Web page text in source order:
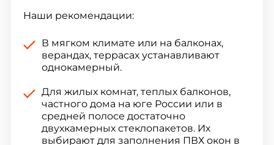
Наши рекомендации:
В мягком климате или на балконах,
верандах, террасах устанавливают
однокамерный.
Для жилых комнат, теплых балконов,
частного дома на юге России или в
средней полосе достаточно
двухкамерных стеклопакетов. Их
выбирают для заполнения ПВХ окон в